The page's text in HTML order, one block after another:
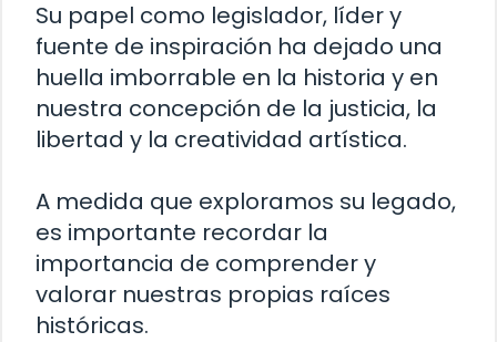
Su papel como legislador, líder y
fuente de inspiración ha dejado una
huella imborrable en la historia y en
nuestra concepción de la justicia, la
libertad y la creatividad artística.
A medida que exploramos su legado,
es importante recordar la
importancia de comprender y
valorar nuestras propias raíces
históricas.